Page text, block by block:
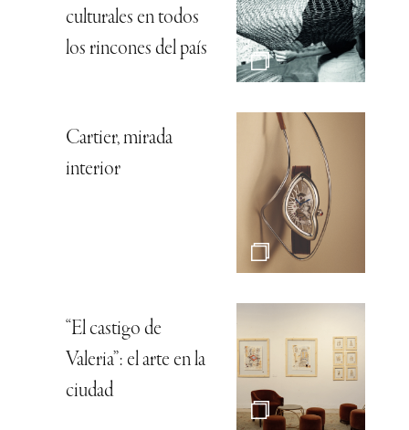
culturales en todos
los rincones del país
Cartier, mirada
interior
“El castigo de
Valeria”: el arte en la
ciudad